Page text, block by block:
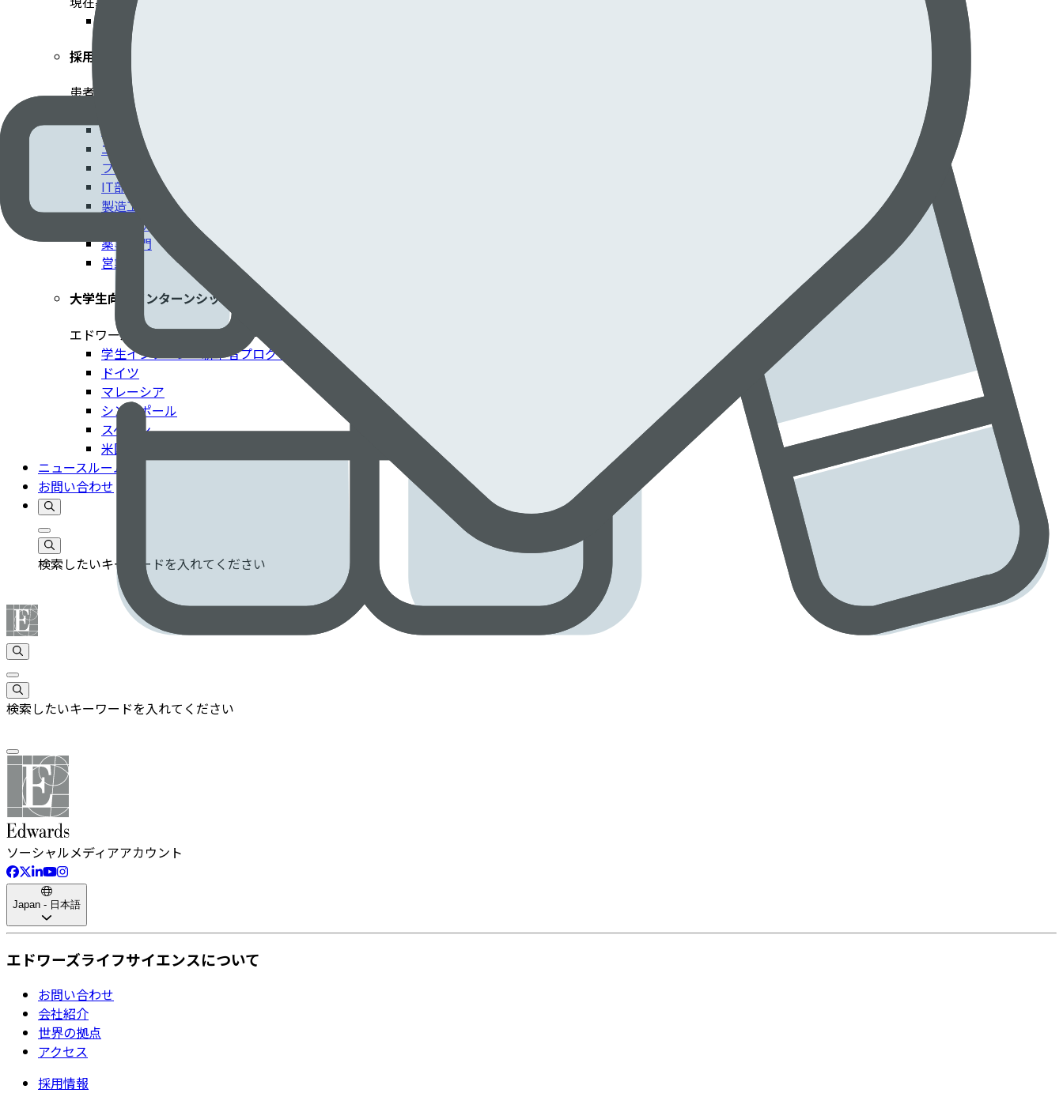
求人検索
採用情報
患者さんに貢献するエドワーズでのキャリア​
臨床部門
コーポレート部門
エンジニアリング・技術部門
フィールドクリニカルスペシャリスト
IT部門
製造工場
マーケティング
薬事部門
営業
大学生向けインターンシップ＆新卒プログラム
エドワーズでキャリアをスタートする
学生インターン・新卒者プログラムの概要
ドイツ
マレーシア
シンガポール
スペイン
米国
ニュースルーム
お問い合わせ
検索したいキーワードを入れてください
検索したいキーワードを入れてください
ソーシャルメディアアカウント
Japan - 日本語
エドワーズライフサイエンスについて
お問い合わせ
会社紹介
世界の拠点
アクセス
採用情報